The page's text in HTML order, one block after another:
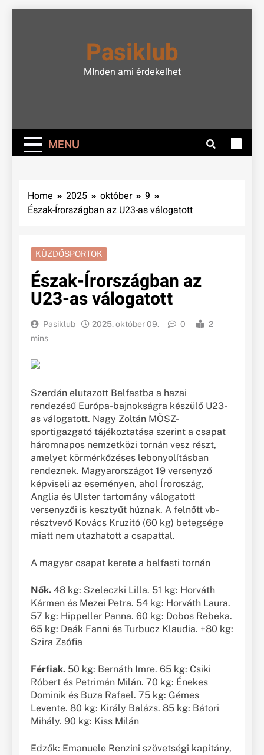
Pasiklub
MInden ami érdekelhet
MENU
Home 2025 október
9
Észak-Írországban az U23-as válogatott
KÜZDŐSPORTOK
Észak-Írországban az
U23-as válogatott
Pasiklub 2025. október 09. 0
2
mins
Szerdán elutazott Belfastba a hazai
rendezésű Európa-bajnokságra készülő U23-
as válogatott. Nagy Zoltán MÖSZ-
sportigazgató tájékoztatása szerint a csapat
háromnapos nemzetközi tornán vesz részt,
amelyet körmérkőzéses lebonyolításban
rendeznek. Magyarországot 19 versenyző
képviseli az eseményen, ahol Íroroszág,
Anglia és Ulster tartomány válogatott
versenyzői is kesztyűt húznak. A felnőtt vb-
résztvevő Kovács Kruzitó (60 kg) betegsége
miatt nem utazhatott a csapattal.
A magyar csapat kerete a belfasti tornán
Nők. 48 kg: Szeleczki Lilla. 51 kg: Horváth
Kármen és Mezei Petra. 54 kg: Horváth Laura.
57 kg: Hippeller Panna. 60 kg: Dobos Rebeka.
65 kg: Deák Fanni és Turbucz Klaudia. +80 kg:
Szira Zsófia
Férfiak. 50 kg: Bernáth Imre. 65 kg: Csiki
Róbert és Petrimán Milán. 70 kg: Énekes
Dominik és Buza Rafael. 75 kg: Gémes
Levente. 80 kg: Király Balázs. 85 kg: Bátori
Mihály. 90 kg: Kiss Milán
Edzők: Emanuele Renzini szövetségi kapitány,